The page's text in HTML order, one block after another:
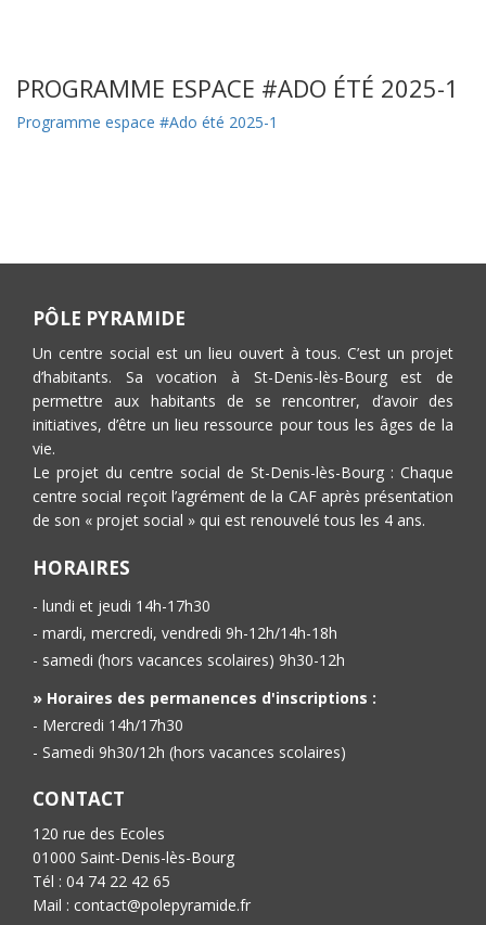
PROGRAMME ESPACE #ADO ÉTÉ 2025-1
Programme espace #Ado été 2025-1
PÔLE PYRAMIDE
Un centre social est un lieu ouvert à tous. C’est un projet
d’habitants. Sa vocation à St-Denis-lès-Bourg est de
permettre aux habitants de se rencontrer, d’avoir des
initiatives, d’être un lieu ressource pour tous les âges de la
vie.
Le projet du centre social de St-Denis-lès-Bourg : Chaque
centre social reçoit l’agrément de la CAF après présentation
de son « projet social » qui est renouvelé tous les 4 ans.
HORAIRES
- lundi et jeudi 14h-17h30
- mardi, mercredi, vendredi 9h-12h/14h-18h
- samedi (hors vacances scolaires) 9h30-12h
» Horaires des permanences d'inscriptions :
- Mercredi 14h/17h30
- Samedi 9h30/12h (hors vacances scolaires)
CONTACT
120 rue des Ecoles
01000 Saint-Denis-lès-Bourg
Tél : 04 74 22 42 65
Mail : contact@polepyramide.fr